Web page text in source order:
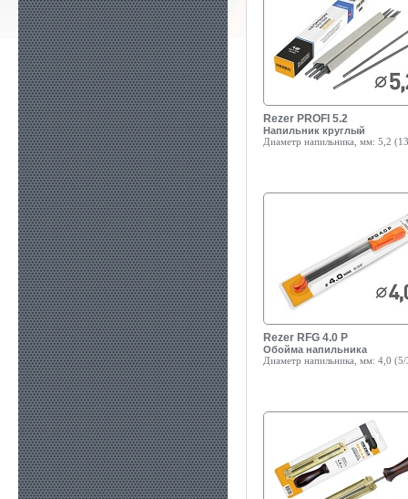
Rezer PROFI 5.2
Напильник круглый
Диаметр напильника, мм: 5,2
Rezer RFG 4.0 P
Обойма напильника
Диаметр напильника, мм: 4,0